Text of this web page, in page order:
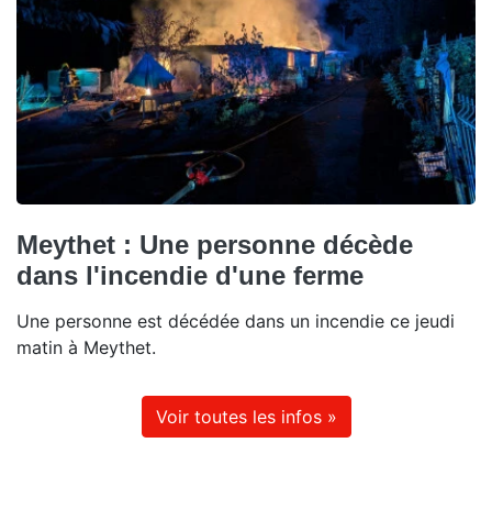
Meythet : Une personne décède
dans l'incendie d'une ferme
Une personne est décédée dans un incendie ce jeudi
matin à Meythet.
Voir toutes les infos »